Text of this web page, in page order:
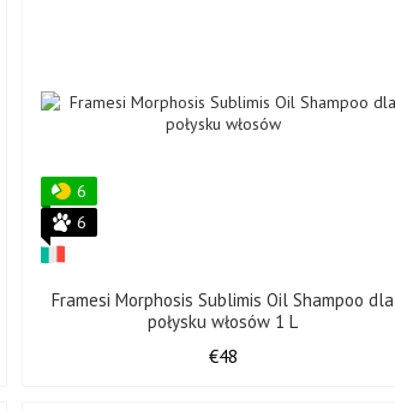
6
6
Framesi Morphosis Sublimis Oil Shampoo dla
połysku włosów 1 L
€48